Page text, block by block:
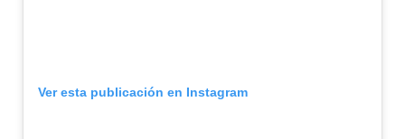
Ver esta publicación en Instagram